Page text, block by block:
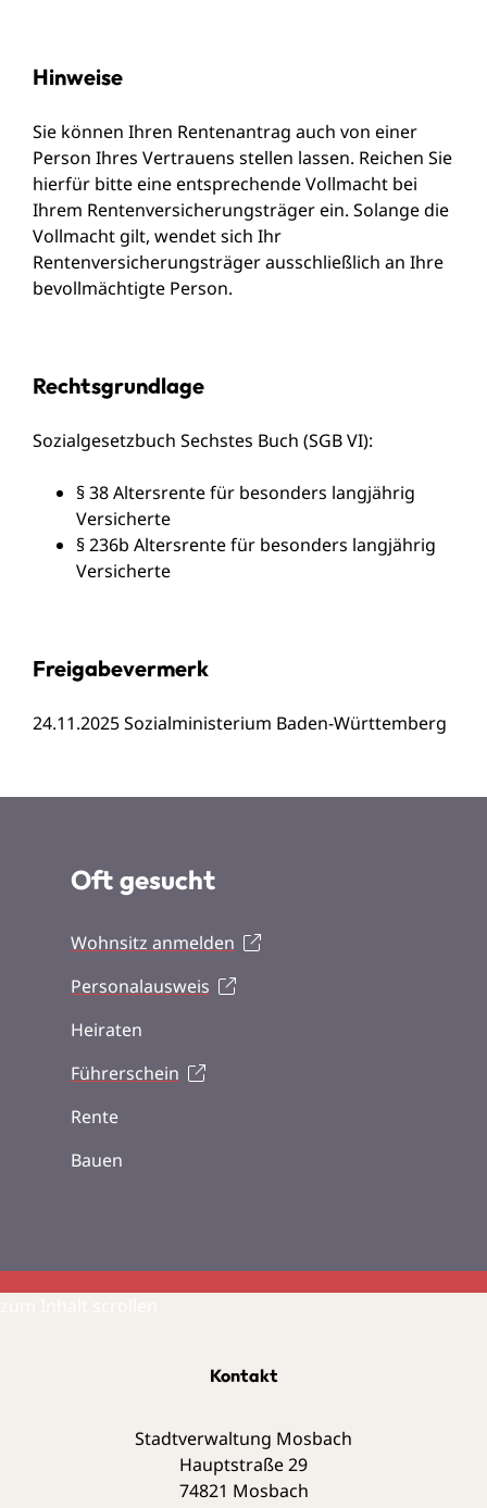
Hinweise
Sie können Ihren Rentenantrag auch von einer
Person Ihres Vertrauens stellen lassen. Reichen Sie
hierfür bitte eine entsprechende Vollmacht bei
Ihrem Rentenversicherungsträger ein. Solange die
Vollmacht gilt, wendet sich Ihr
Rentenversicherungsträger ausschließlich an Ihre
bevollmächtigte Person.
Rechtsgrundlage
Sozialgesetzbuch Sechstes Buch (SGB VI):
§ 38 Altersrente für besonders langjährig
Versicherte
§ 236b Altersrente für besonders langjährig
Versicherte
Freigabevermerk
24.11.2025Sozialministerium Baden-Württemberg
Oft gesucht
Wohnsitz anmelden
Personalausweis
Heiraten
Führerschein
Rente
Bauen
Kontakt
Stadtverwaltung Mosbach
Hauptstraße 29
74821 Mosbach